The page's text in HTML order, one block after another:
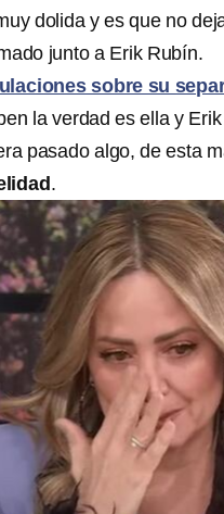
dolida y es que no
junto a Erik Rubín.
sobre su
la verdad es ella y
pasado algo, de esta
.